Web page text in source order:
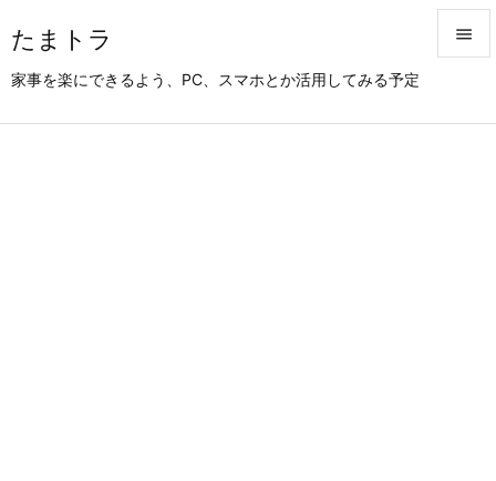
たまトラ
家事を楽にできるよう、PC、スマホとか活用してみる予定
